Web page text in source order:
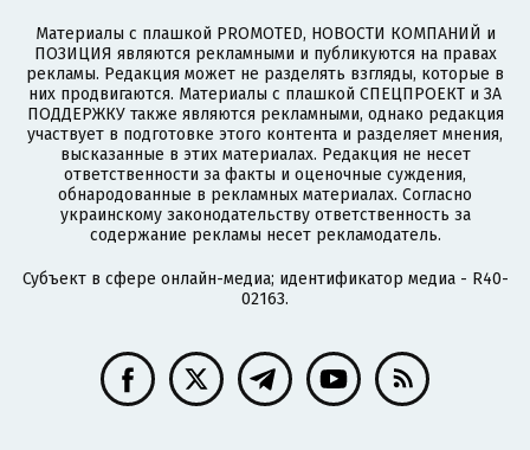
Материалы с плашкой PROMOTED, НОВОСТИ КОМПАНИЙ и
ПОЗИЦИЯ являются рекламными и публикуются на правах
рекламы. Редакция может не разделять взгляды, которые в
них продвигаются. Материалы с плашкой СПЕЦПРОЕКТ и ЗА
ПОДДЕРЖКУ также являются рекламными, однако редакция
участвует в подготовке этого контента и разделяет мнения,
высказанные в этих материалах. Редакция не несет
ответственности за факты и оценочные суждения,
обнародованные в рекламных материалах. Согласно
украинскому законодательству ответственность за
содержание рекламы несет рекламодатель.
Субъект в сфере онлайн-медиа; идентификатор медиа - R40-
02163.